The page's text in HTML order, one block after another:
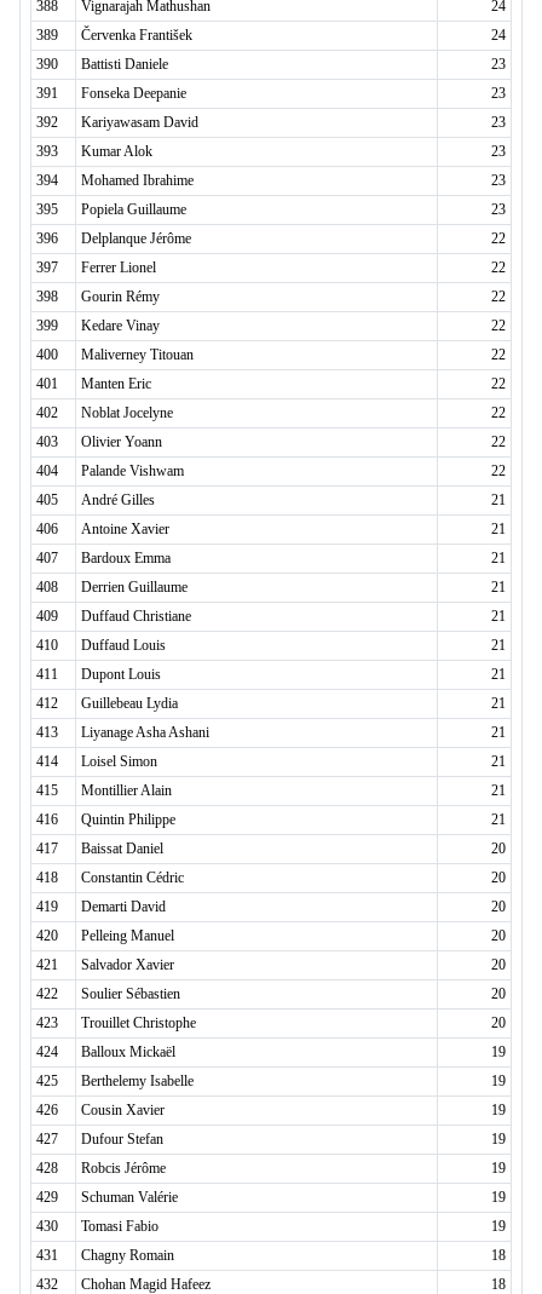
388 Vignarajah Mathushan
24
389
Červenka František
24
390
Battisti Daniele
23
391
Fonseka Deepanie
23
392
Kariyawasam David
23
393
Kumar Alok
23
394
Mohamed Ibrahime
23
395
Popiela Guillaume
23
396
Delplanque Jérôme
22
397
Ferrer Lionel
22
398
Gourin Rémy
22
399
Kedare Vinay
22
400
Maliverney Titouan
22
401
Manten Eric
22
402
Noblat Jocelyne
22
403
Olivier Yoann
22
404
Palande Vishwam
22
405
André Gilles
21
406
Antoine Xavier
21
407
Bardoux Emma
21
408
Derrien Guillaume
21
409
Duffaud Christiane
21
410
Duffaud Louis
21
411
Dupont Louis
21
412
Guillebeau Lydia
21
413
Liyanage Asha Ashani
21
414
Loisel Simon
21
415
Montillier Alain
21
416
Quintin Philippe
21
417
Baissat Daniel
20
418
Constantin Cédric
20
419
Demarti David
20
420
Pelleing Manuel
20
421
Salvador Xavier
20
422
Soulier Sébastien
20
423
Trouillet Christophe
20
424
Balloux Mickaël
19
425
Berthelemy Isabelle
19
426
Cousin Xavier
19
427
Dufour Stefan
19
428
Robcis Jérôme
19
429
Schuman Valérie
19
430
Tomasi Fabio
19
431
Chagny Romain
18
432
Chohan Magid Hafeez
18